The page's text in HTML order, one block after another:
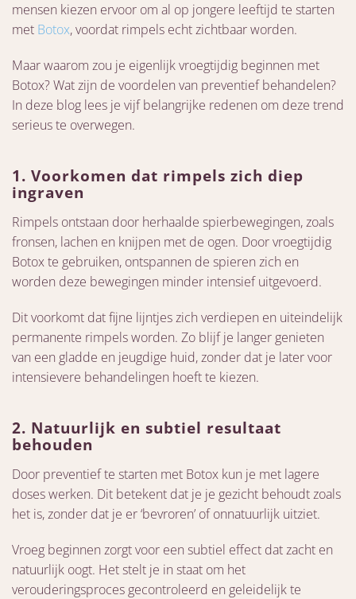
mensen kiezen ervoor om al op jongere leeftijd te starten
met Botox, voordat rimpels echt zichtbaar worden.
Maar waarom zou je eigenlijk vroegtijdig beginnen met
Botox? Wat zijn de voordelen van preventief behandelen?
In deze blog lees je vijf belangrijke redenen om deze trend
serieus te overwegen.
1. Voorkomen dat rimpels zich diep
ingraven
Rimpels ontstaan door herhaalde spierbewegingen, zoals
fronsen, lachen en knijpen met de ogen. Door vroegtijdig
Botox te gebruiken, ontspannen de spieren zich en
worden deze bewegingen minder intensief uitgevoerd.
Dit voorkomt dat fijne lijntjes zich verdiepen en uiteindelijk
permanente rimpels worden. Zo blijf je langer genieten
van een gladde en jeugdige huid, zonder dat je later voor
intensievere behandelingen hoeft te kiezen.
2. Natuurlijk en subtiel resultaat
behouden
Door preventief te starten met Botox kun je met lagere
doses werken. Dit betekent dat je je gezicht behoudt zoals
het is, zonder dat je er ‘bevroren’ of onnatuurlijk uitziet.
Vroeg beginnen zorgt voor een subtiel effect dat zacht en
natuurlijk oogt. Het stelt je in staat om het
verouderingsproces gecontroleerd en geleidelijk te